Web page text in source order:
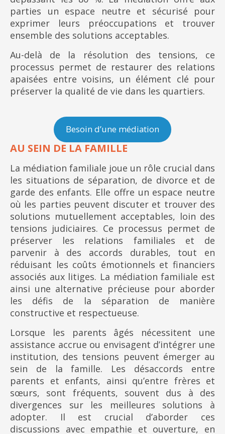
parties un espace neutre et sécurisé pour
exprimer leurs préoccupations et trouver
ensemble des solutions acceptables.
Au-delà de la résolution des tensions, ce
processus permet de restaurer des relations
apaisées entre voisins, un élément clé pour
préserver la qualité de vie dans les quartiers.
Besoin d’une médiation
AU SEIN DE LA FAMILLE
La médiation familiale joue un rôle crucial dans
les situations de séparation, de divorce et de
garde des enfants. Elle offre un espace neutre
où les parties peuvent discuter et trouver des
solutions mutuellement acceptables, loin des
tensions judiciaires. Ce processus permet de
préserver les relations familiales et de
parvenir à des accords durables, tout en
réduisant les coûts émotionnels et financiers
associés aux litiges. La médiation familiale est
ainsi une alternative précieuse pour aborder
les défis de la séparation de manière
constructive et respectueuse.
Lorsque les parents âgés nécessitent une
assistance accrue ou envisagent d’intégrer une
institution, des tensions peuvent émerger au
sein de la famille. Les désaccords entre
parents et enfants, ainsi qu’entre frères et
sœurs, sont fréquents, souvent dus à des
divergences sur les meilleures solutions à
adopter. Il est crucial d’aborder ces
discussions avec empathie et ouverture, en